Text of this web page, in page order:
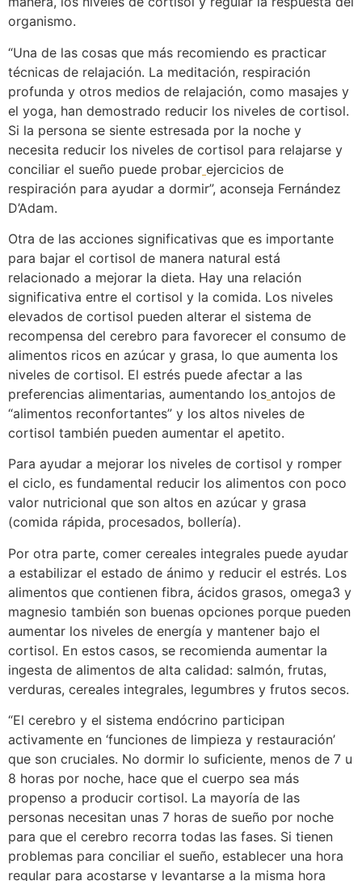
organismo.
“Una de las cosas que más recomiendo es practicar
técnicas de relajación. La meditación, respiración
profunda y otros medios de relajación, como masajes y
el yoga, han demostrado reducir los niveles de cortisol.
Si la persona se siente estresada por la noche y
necesita reducir los niveles de cortisol para relajarse y
conciliar el sueño puede probar ejercicios de
respiración para ayudar a dormir”, aconseja Fernández
D’Adam.
Otra de las acciones significativas que es importante
para bajar el cortisol de manera natural está
relacionado a mejorar la dieta. Hay una relación
significativa entre el cortisol y la comida. Los niveles
elevados de cortisol pueden alterar el sistema de
recompensa del cerebro para favorecer el consumo de
alimentos ricos en azúcar y grasa, lo que aumenta los
niveles de cortisol. El estrés puede afectar a las
preferencias alimentarias, aumentando los antojos de
“alimentos reconfortantes” y los altos niveles de
cortisol también pueden aumentar el apetito.
Para ayudar a mejorar los niveles de cortisol y romper
el ciclo, es fundamental reducir los alimentos con poco
valor nutricional que son altos en azúcar y grasa
(comida rápida, procesados, bollería).
Por otra parte, comer cereales integrales puede ayudar
a estabilizar el estado de ánimo y reducir el estrés. Los
alimentos que contienen fibra, ácidos grasos, omega3 y
magnesio también son buenas opciones porque pueden
aumentar los niveles de energía y mantener bajo el
cortisol. En estos casos, se recomienda aumentar la
ingesta de alimentos de alta calidad: salmón, frutas,
verduras, cereales integrales, legumbres y frutos secos.
“El cerebro y el sistema endócrino participan
activamente en ‘funciones de limpieza y restauración’
que son cruciales. No dormir lo suficiente, menos de 7 u
8 horas por noche, hace que el cuerpo sea más
propenso a producir cortisol. La mayoría de las
personas necesitan unas 7 horas de sueño por noche
para que el cerebro recorra todas las fases. Si tienen
problemas para conciliar el sueño, establecer una hora
regular para acostarse y levantarse a la misma hora